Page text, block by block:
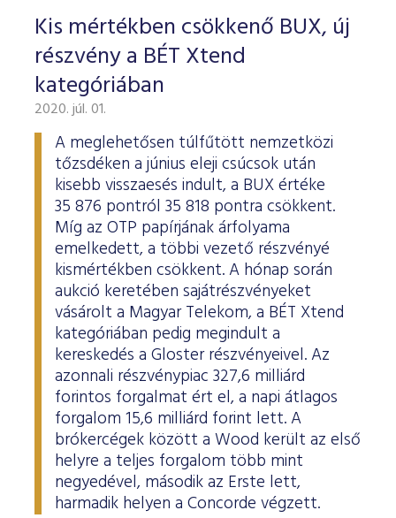
Kis mértékben csökkenő BUX, új
részvény a BÉT Xtend
kategóriában
2020. júl. 01.
A meglehetősen túlfűtött nemzetközi
tőzsdéken a június eleji csúcsok után
kisebb visszaesés indult, a BUX értéke
35 876 pontról 35 818 pontra csökkent.
Míg az OTP papírjának árfolyama
emelkedett, a többi vezető részvényé
kismértékben csökkent. A hónap során
aukció keretében sajátrészvényeket
vásárolt a Magyar Telekom, a BÉT Xtend
kategóriában pedig megindult a
kereskedés a Gloster részvényeivel. Az
azonnali részvénypiac 327,6 milliárd
forintos forgalmat ért el, a napi átlagos
forgalom 15,6 milliárd forint lett. A
brókercégek között a Wood került az első
helyre a teljes forgalom több mint
negyedével, második az Erste lett,
harmadik helyen a Concorde végzett.